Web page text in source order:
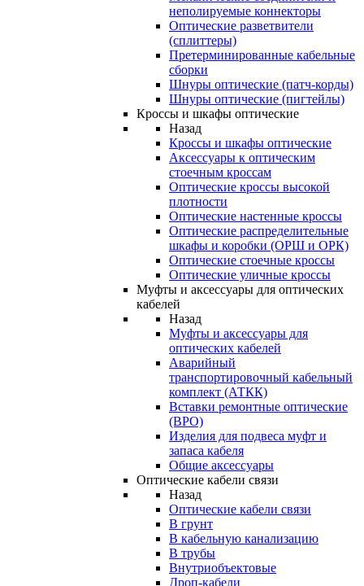
неполируемые коннекторы
Оптические разветвители
(сплиттеры)
Претерминированные кабельные
сборки
Шнуры оптические (патч-корды)
Шнуры оптические (пигтейлы)
Кроссы и шкафы оптические
Назад
Кроссы и шкафы оптические
Аксессуары к оптическим
стоечным кроссам
Оптические кроссы высокой
плотности
Оптические настенные кроссы
Оптические распределительные
шкафы и коробки (ОРШ и ОРК)
Оптические стоечные кроссы
Оптические уличные кроссы
Муфты и аксессуары для оптических
кабелей
Назад
Муфты и аксессуары для
оптических кабелей
Аварийный
транспортировочный кабельный
комплект (АТКК)
Вставки ремонтные оптические
(ВРО)
Изделия для подвеса муфт и
запаса кабеля
Общие аксессуары
Оптические кабели связи
Назад
Оптические кабели связи
В грунт
В кабельную канализацию
В трубы
Внутриобъектовые
Дроп-кабели